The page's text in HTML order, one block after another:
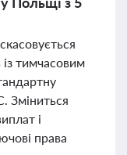
із тимчасовим
Зміниться
і
права